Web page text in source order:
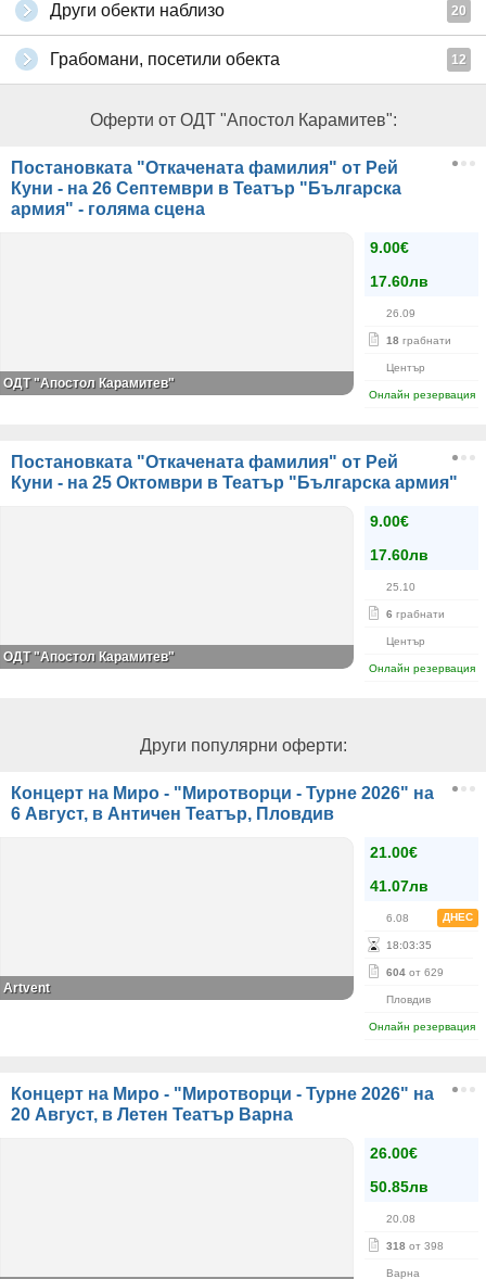
Други обекти наблизо 20
Грабомани, посетили обекта 12
Оферти от ОДТ "Апостол Карамитев":
Постановката "Откачената фамилия" от Рей
Куни - на 26 Септември в Театър "Българска
армия" - голяма сцена
9.00€
17.60лв
26.09
18 грабнати
Център
Онлайн резервация
ОДТ "Апостол Карамитев"
Постановката "Откачената фамилия" от Рей
Куни - на 25 Октомври в Театър "Българска армия"
9.00€
17.60лв
25.10
6 грабнати
Център
Онлайн резервация
ОДТ "Апостол Карамитев"
Други популярни оферти:
Концерт на Миро - "Миротворци - Турне 2026" на
6 Август, в Античен Театър, Пловдив
21.00€
41.07лв
6.08 ДНЕС
18:03:35
604 от 629
Пловдив
Онлайн резервация
Artvent
Концерт на Миро - "Миротворци - Турне 2026" на
20 Август, в Летен Театър Варна
26.00€
50.85лв
20.08
318 от 398
Варна